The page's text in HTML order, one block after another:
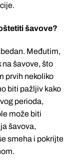
šavove?
Međutim,
na šavove, što
prvih nekoliko
biti pažljiv kako
perioda,
može biti
šavova,
smeha i pokrijte